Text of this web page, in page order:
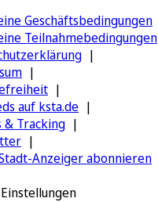
Geschäftsbedingungen
Teilnahmebedingungen
auf ksta.de
& Tracking
Anzeiger abonnieren